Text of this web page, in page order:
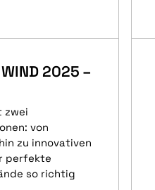
2025 –
zwei
von
zu innovativen
perfekte
so richtig